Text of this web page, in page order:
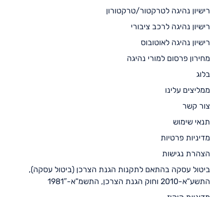
רישיון נהיגה לטרקטור/טרקטורון
רישיון נהיגה לרכב ציבורי
רישיון נהיגה לאוטובוס
מחירון פרסום למורי נהיגה
בלוג
ממליצים עלינו
צור קשר
תנאי שימוש
מדיניות פרטיות
הצהרת נגישות
ביטול עסקה בהתאם לתקנות הגנת הצרכן (ביטול עסקה),
התשע”א-2010 וחוק הגנת הצרכן, התשמ”א-1981″